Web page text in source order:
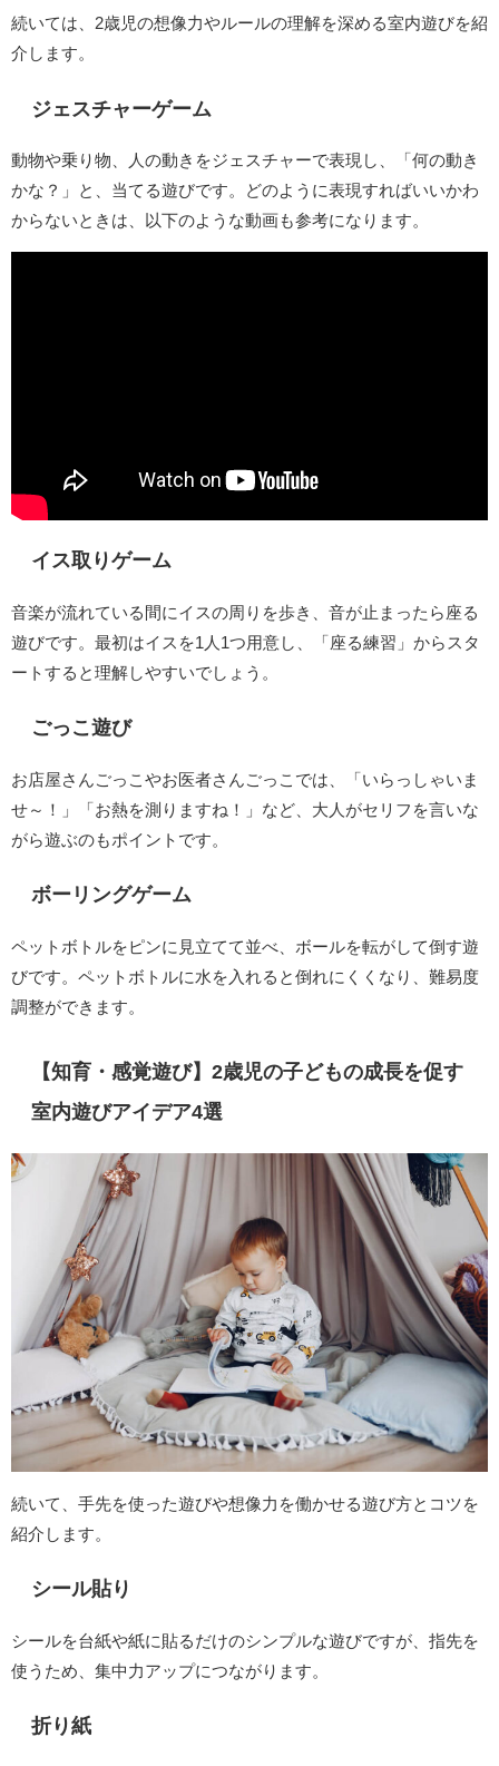
続いては、2歳児の想像力やルールの理解を深める室内遊びを紹
介します。
ジェスチャーゲーム
動物や乗り物、人の動きをジェスチャーで表現し、「何の動き
かな？」と、当てる遊びです。どのように表現すればいいかわ
からないときは、以下のような動画も参考になります。
イス取りゲーム
音楽が流れている間にイスの周りを歩き、音が止まったら座る
遊びです。最初はイスを1人1つ用意し、「座る練習」からスタ
ートすると理解しやすいでしょう。
ごっこ遊び
お店屋さんごっこやお医者さんごっこでは、「いらっしゃいま
せ～！」「お熱を測りますね！」など、大人がセリフを言いな
がら遊ぶのもポイントです。
ボーリングゲーム
ペットボトルをピンに見立てて並べ、ボールを転がして倒す遊
びです。ペットボトルに水を入れると倒れにくくなり、難易度
調整ができます。
【知育・感覚遊び】2歳児の子どもの成長を促す
室内遊びアイデア4選
続いて、手先を使った遊びや想像力を働かせる遊び方とコツを
紹介します。
シール貼り
シールを台紙や紙に貼るだけのシンプルな遊びですが、指先を
使うため、集中力アップにつながります。
折り紙